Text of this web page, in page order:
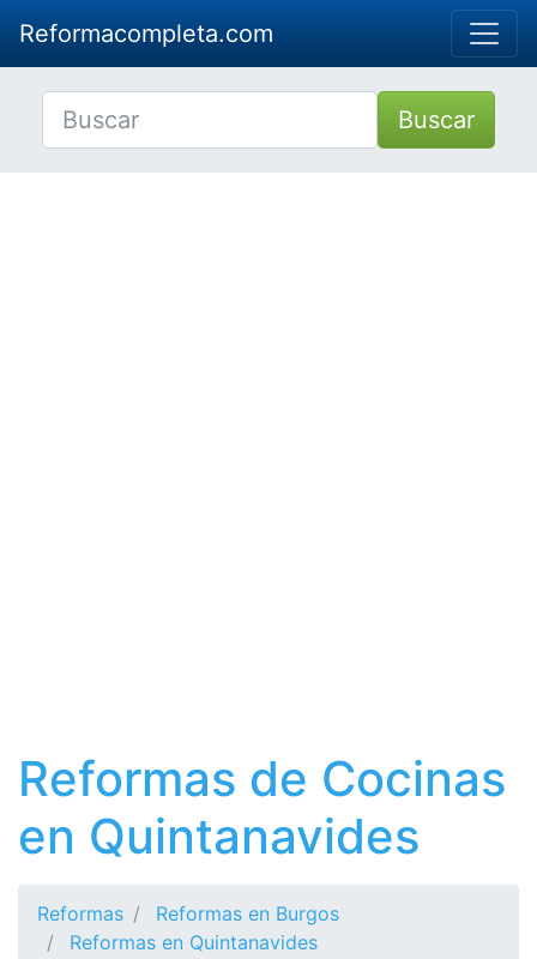
Reformacompleta.com
Buscar
Reformas de Cocinas
en Quintanavides
Reformas
Reformas en Burgos
Reformas en Quintanavides